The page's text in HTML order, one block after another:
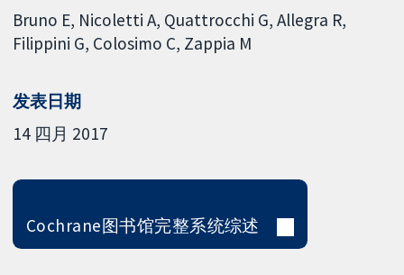
Bruno E Nicoletti A Quattrocchi G Allegra R
Filippini G Colosimo C Zappia M
发表日期
14 四月 2017
Cochrane图书馆完整系统综述